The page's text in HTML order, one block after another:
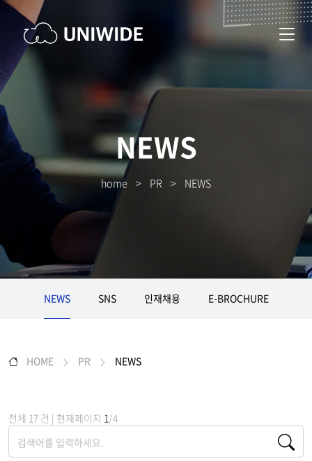
NEWS
home > PR > NEWS
NEWS SNS 인재채용 E-BROCHURE
HOME PR NEWS
전체 17 건 | 현재페이지 1/4